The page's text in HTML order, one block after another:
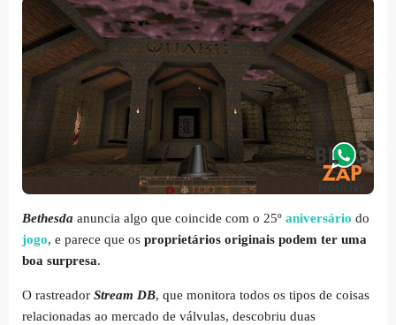
Bethesda anuncia algo que coincide com o 25º aniversário do
jogo, e parece que os proprietários originais podem ter uma
boa surpresa.
O rastreador Stream DB, que monitora todos os tipos de coisas
relacionadas ao mercado de válvulas, descobriu duas